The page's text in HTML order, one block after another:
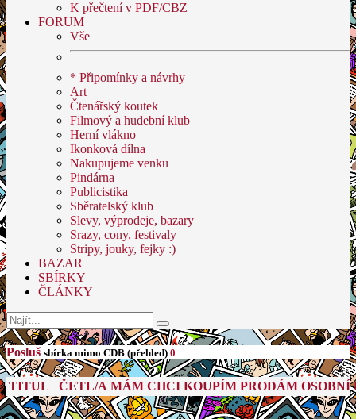
K přečtení v PDF/CBZ
FORUM
Vše
* Připomínky a návrhy
Art
Čtenářský koutek
Filmový a hudební klub
Herní vlákno
Ikonková dílna
Nakupujeme venku
Pindárna
Publicistika
Sběratelský klub
Slevy, výprodeje, bazary
Srazy, cony, festivaly
Stripy, jouky, fejky :)
BAZAR
SBÍRKY
ČLÁNKY
Posluš sbírka mimo CDB (přehled) 0
TITUL ČETL/A MÁM CHCI KOUPÍM PRODÁM OSOBNÍ